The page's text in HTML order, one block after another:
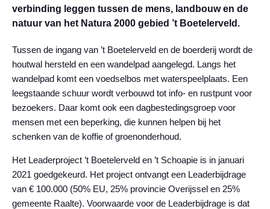
verbinding leggen tussen de mens, landbouw en de
natuur van het Natura 2000 gebied ’t Boetelerveld.
Tussen de ingang van ’t Boetelerveld en de boerderij wordt de
houtwal hersteld en een wandelpad aangelegd. Langs het
wandelpad komt een voedselbos met waterspeelplaats. Een
leegstaande schuur wordt verbouwd tot info- en rustpunt voor
bezoekers. Daar komt ook een dagbestedingsgroep voor
mensen met een beperking, die kunnen helpen bij het
schenken van de koffie of groenonderhoud.
Het Leaderproject ’t Boetelerveld en ’t Schoapie is in januari
2021 goedgekeurd. Het project ontvangt een Leaderbijdrage
van € 100.000 (50% EU, 25% provincie Overijssel en 25%
gemeente Raalte). Voorwaarde voor de Leaderbijdrage is dat